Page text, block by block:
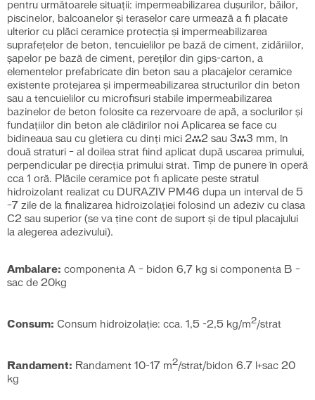
pentru următoarele situații: impermeabilizarea dușurilor, băilor,
piscinelor, balcoanelor și teraselor care urmează a fi placate
ulterior cu plăci ceramice protecția și impermeabilizarea
suprafețelor de beton, tencuielilor pe bază de ciment, zidăriilor,
șapelor pe bază de ciment, pereților din gips-carton, a
elementelor prefabricate din beton sau a placajelor ceramice
existente protejarea și impermeabilizarea structurilor din beton
sau a tencuielilor cu microfisuri stabile impermeabilizarea
bazinelor de beton folosite ca rezervoare de apă, a soclurilor și
fundațiilor din beton ale clădirilor noi Aplicarea se face cu
bidineaua sau cu gletiera cu dinți mici 2×2 sau 3×3 mm, în
două straturi – al doilea strat fiind aplicat după uscarea primului,
perpendicular pe direcția primului strat. Timp de punere în operă
cca 1 oră. Plăcile ceramice pot fi aplicate peste stratul
hidroizolant realizat cu DURAZIV PM46 dupa un interval de 5
–7 zile de la finalizarea hidroizolației folosind un adeziv cu clasa
C2 sau superior (se va ține cont de suport și de tipul placajului
la alegerea adezivului).
Ambalare: componenta A – bidon 6,7 kg si componenta B –
sac de 20kg
Consum: Consum hidroizolație: cca. 1,5 -2,5 kg/m2/strat
Randament: Randament 10-17 m2/strat/bidon 6.7 l+sac 20
kg